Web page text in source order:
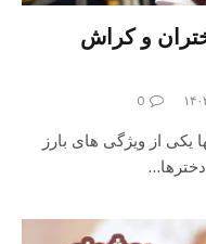
و کراش
0
از ویژگی های بارز